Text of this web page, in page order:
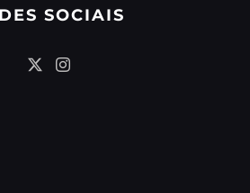
SOCIAIS